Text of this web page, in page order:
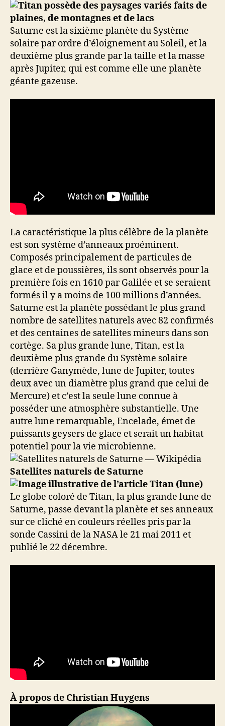
Saturne est la sixième planète du Système
solaire par ordre d’éloignement au Soleil, et la
deuxième plus grande par la taille et la masse
après Jupiter, qui est comme elle une planète
géante gazeuse.
La caractéristique la plus célèbre de la planète
est son système d’anneaux proéminent.
Composés principalement de particules de
glace et de poussières, ils sont observés pour la
première fois en 1610 par Galilée et se seraient
formés il y a moins de 100 millions d’années.
Saturne est la planète possédant le plus grand
nombre de satellites naturels avec 82 confirmés
et des centaines de satellites mineurs dans son
cortège. Sa plus grande lune, Titan, est la
deuxième plus grande du Système solaire
(derrière Ganymède, lune de Jupiter, toutes
deux avec un diamètre plus grand que celui de
Mercure) et c’est la seule lune connue à
posséder une atmosphère substantielle. Une
autre lune remarquable, Encelade, émet de
puissants geysers de glace et serait un habitat
potentiel pour la vie microbienne.
Satellites naturels de Saturne
Le globe coloré de Titan, la plus grande lune de
Saturne, passe devant la planète et ses anneaux
sur ce cliché en couleurs réelles pris par la
sonde Cassini de la NASA le 21 mai 2011 et
publié le 22 décembre.
À propos de Christian Huygens